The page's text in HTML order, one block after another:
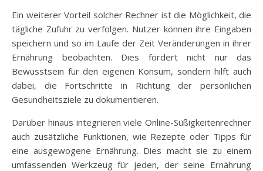
Ein weiterer Vorteil solcher Rechner ist die Möglichkeit, die
tägliche Zufuhr zu verfolgen. Nutzer können ihre Eingaben
speichern und so im Laufe der Zeit Veränderungen in ihrer
Ernährung beobachten. Dies fördert nicht nur das
Bewusstsein für den eigenen Konsum, sondern hilft auch
dabei, die Fortschritte in Richtung der persönlichen
Gesundheitsziele zu dokumentieren.
Darüber hinaus integrieren viele Online-Süßigkeitenrechner
auch zusätzliche Funktionen, wie Rezepte oder Tipps für
eine ausgewogene Ernährung. Dies macht sie zu einem
umfassenden Werkzeug für jeden, der seine Ernährung